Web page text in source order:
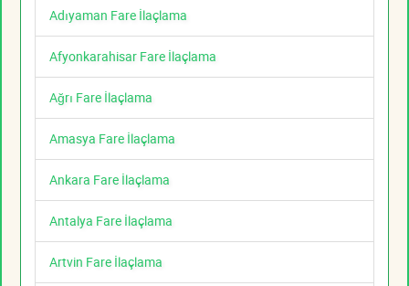
Adıyaman Fare İlaçlama
Afyonkarahisar Fare İlaçlama
Ağrı Fare İlaçlama
Amasya Fare İlaçlama
Ankara Fare İlaçlama
Antalya Fare İlaçlama
Artvin Fare İlaçlama